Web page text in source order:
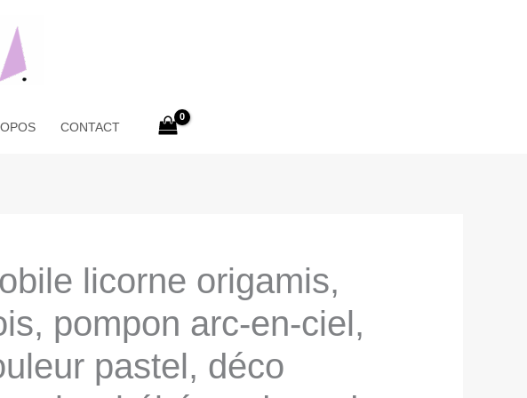
CONTACT
licorne origamis,
pompon arc-en-ciel,
pastel, déco